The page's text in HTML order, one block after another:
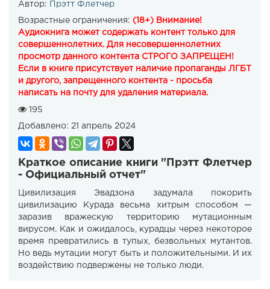
Автор:
Прэтт Флетчер
Возрастные ограничения: (18+) Внимание!
Аудиокнига может содержать контент только для
совершеннолетних. Для несовершеннолетних
просмотр данного контента СТРОГО ЗАПРЕЩЕН!
Если в книге присутствует наличие пропаганды ЛГБТ
и другого, запрещенного контента - просьба
написать на почту для удаления материала.
195
Добавлено: 21 апрель 2024
Краткое описание книги "Прэтт Флетчер
- Официальный отчет"
Цивилизация Эвадзона задумала покорить
цивилизацию Курада весьма хитрым способом —
заразив вражескую территорию мутационным
вирусом. Как и ожидалось, курадцы через некоторое
время превратились в тупых, безвольных мутантов.
Но ведь мутации могут быть и положительными. И их
воздействию подвержены не только люди.